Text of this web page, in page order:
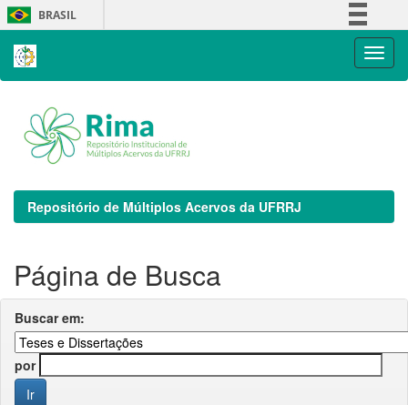
Skip
navigation
BRASIL
Repositório de Múltiplos Acervos da UFRRJ
Página de Busca
Buscar em:
por